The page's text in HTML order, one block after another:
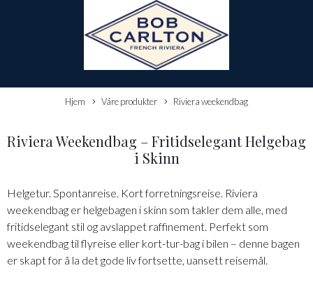
Hjem Våre produkter Riviera weekendbag
Riviera Weekendbag – Fritidselegant Helgebag
i Skinn
Helgetur. Spontanreise. Kort forretningsreise. Riviera
weekendbag er helgebagen i skinn som takler dem alle, med
fritidselegant stil og avslappet raffinement. Perfekt som
weekendbag til flyreise eller kort-tur-bag i bilen – denne bagen
er skapt for å la det gode liv fortsette, uansett reisemål.